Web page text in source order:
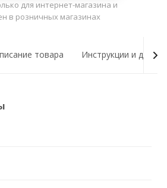
для интернет-магазина и
в розничных магазинах
товара Инструкции и